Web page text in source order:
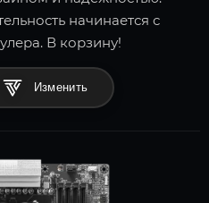
начинается с
В корзину!